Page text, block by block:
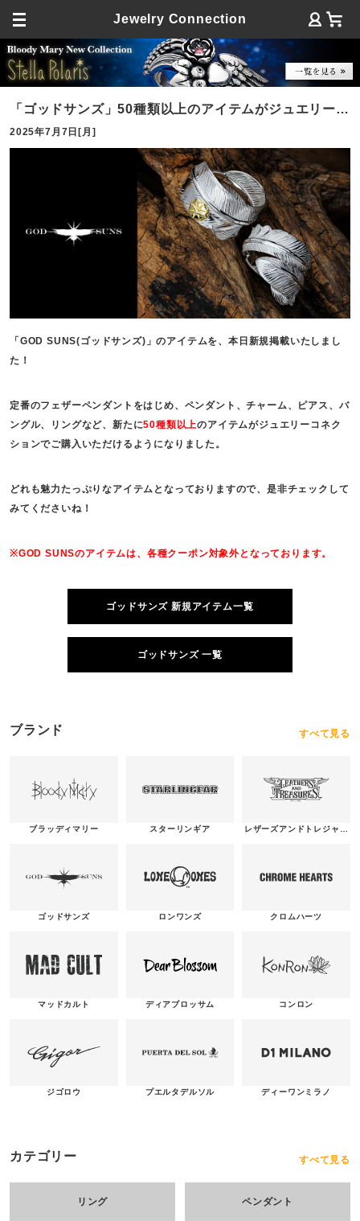
Jewelry Connection
「ゴッドサンズ」50種類以上のアイテムがジュエリーコ
ネクションに新登場
2025年7月7日[月]
「GOD SUNS(ゴッドサンズ)」のアイテムを、本日新規掲載いたしまし
た！
定番のフェザーペンダントをはじめ、ペンダント、チャーム、ピアス、バ
ングル、リングなど、新たに50種類以上のアイテムがジュエリーコネク
ションでご購入いただけるようになりました。
どれも魅力たっぷりなアイテムとなっておりますので、是非チェックして
みてくださいね！
※GOD SUNSのアイテムは、各種クーポン対象外となっております。
ゴッドサンズ 新規アイテム一覧
ゴッドサンズ 一覧
ブランド すべて見る
ブラッディマリー スターリンギア
レザーズアンドトレジャー
ゴッドサンズ ロンワンズ クロムハーツ
マッドカルト ディアブロッサム コンロン
ジゴロウ プエルタデルソル ディーワンミラノ
カテゴリー すべて見る
リング ペンダント